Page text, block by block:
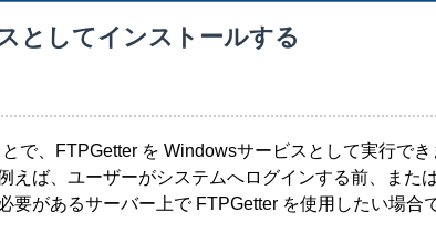
としてインストールする
で、FTPGetter を Windowsサービスとして実行でき
えば、ユーザーがシステムへログインする前、また
要があるサーバー上で FTPGetter を使用したい場合